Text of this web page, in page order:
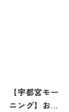
【宇都宮モー
ニング】おす